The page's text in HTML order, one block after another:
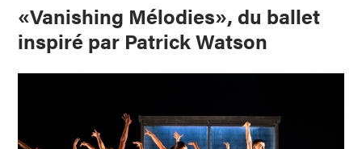
«Vanishing Mélodies», du ballet
inspiré par Patrick Watson